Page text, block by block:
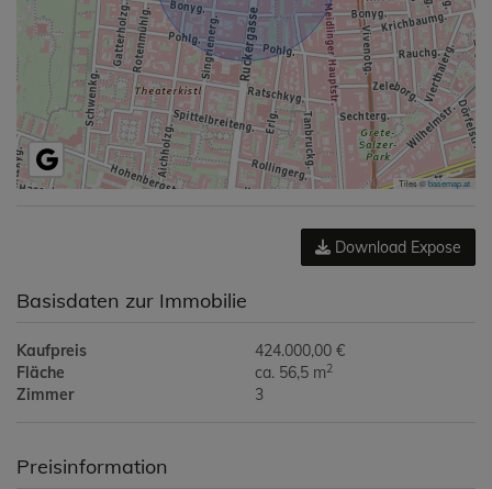
Tiles ©basemap.at
Download Expose
Basisdaten zur Immobilie
Kaufpreis
424.000,00 €
Fläche
ca. 56,5 m2
Zimmer 3
Preisinformation